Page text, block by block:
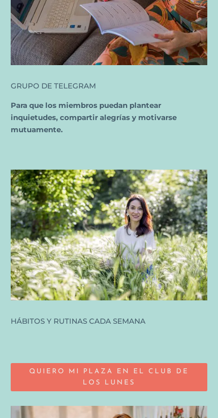
GRUPO DE TELEGRAM
Para que los miembros puedan plantear
inquietudes, compartir alegrías y motivarse
mutuamente.
HÁBITOS Y RUTINAS CADA SEMANA
QUIERO MI PLAZA EN EL CLUB DE
LOS LUNES